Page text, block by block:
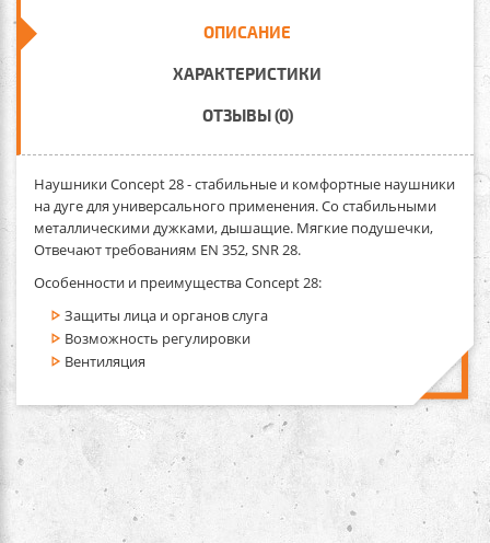
ОПИСАНИЕ
ХАРАКТЕРИСТИКИ
ОТЗЫВЫ (0)
Наушники Concept 28- стабильные и комфортные наушники
на дуге для универсального применения. Со стабильными
металлическими дужками, дышащие. Мягкие подушечки,
Отвечают требованиям EN 352, SNR 28.
Особенности и преимущества Concept 28:
Защиты лица и органов слуга
Возможность регулировки
Вентиляция